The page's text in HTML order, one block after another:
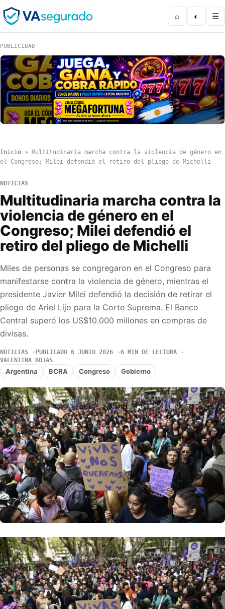
⌕ ◐ ☰
PUBLICIDAD
Inicio » Multitudinaria marcha contra la violencia de género en
el Congreso; Milei defendió el retiro del pliego de Michelli
NOTICIAS
Multitudinaria marcha contra la
violencia de género en el
Congreso; Milei defendió el
retiro del pliego de Michelli
Miles de personas se congregaron en el Congreso para
manifestarse contra la violencia de género, mientras el
presidente Javier Milei defendió la decisión de retirar el
pliego de Ariel Lijo para la Corte Suprema. El Banco
Central superó los US$10.000 millones en compras de
divisas.
NOTICIAS PUBLICADO 6 JUNIO 2026
6 MIN DE LECTURA
VALENTINA ROJAS
Argentina BCRA Congreso Gobierno